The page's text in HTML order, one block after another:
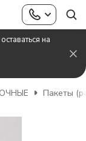
на
Пакеты